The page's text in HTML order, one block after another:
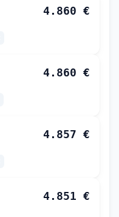
4.860 €
4.860 €
4.857 €
4.851 €